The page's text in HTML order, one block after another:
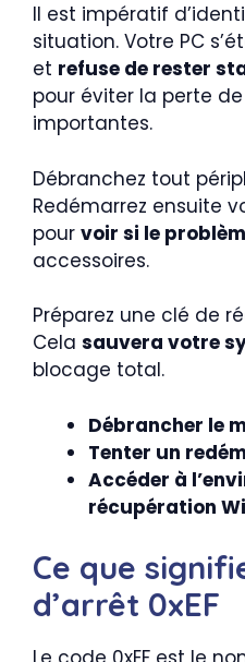
Il est impératif
situation. Votre PC
et refuse de rester
pour éviter la perte
importantes.
Débranchez tout
Redémarrez ensuite
pour voir si le
accessoires.
Préparez une clé de
Cela sauvera votre
blocage total.
Débrancher le
Tenter un
Accéder à
récupération
Ce que
d’arrêt 0xEF